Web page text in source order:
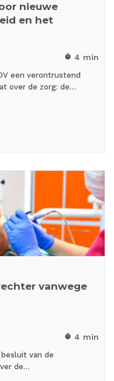
nieuwe
en het
timer 4 min
een verontrustend
over de zorg: de…
vanwege
timer 4 min
van de
de…